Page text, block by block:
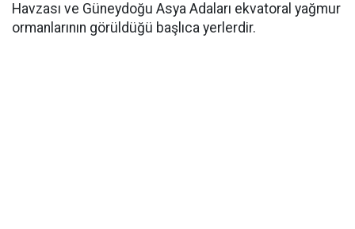
Havzası ve Güneydoğu Asya Adaları ekvatoral yağmur
ormanlarının görüldüğü başlıca yerlerdir.